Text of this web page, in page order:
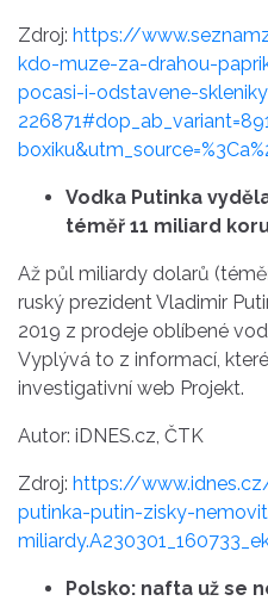
Zdroj: https://
kdo-muze-za-drahou-
pocasi-i-odstavene-
Vodka Putinka
téměř 11 miliard
Až půl miliardy dolarů
ruský prezident Vladimir
2019 z prodeje oblíbené
Vyplývá to z informací,
investigativní web Projekt.
Autor: iDNES.cz, ČTK
Zdroj: https://
putinka-putin-zisky-
Polsko: nafta už se